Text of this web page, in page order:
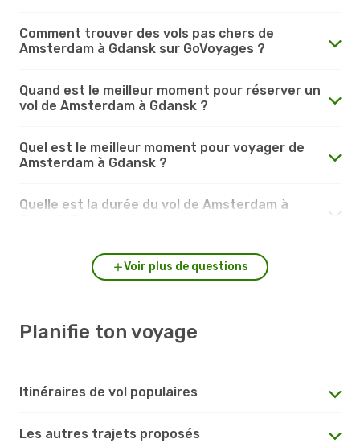
Comment trouver des vols pas chers de
Amsterdam à Gdansk sur GoVoyages ?
Quand est le meilleur moment pour réserver un
vol de Amsterdam à Gdansk ?
Quel est le meilleur moment pour voyager de
Amsterdam à Gdansk ?
Quelle est la durée du vol de Amsterdam à
Voir plus de questions
Planifie ton voyage
Itinéraires de vol populaires
Les autres trajets proposés